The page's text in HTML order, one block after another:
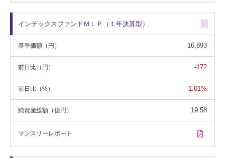
インデックスファンドＭＬＰ（１年決算型）
基準価額 （円） 16,893
前日比 （円） -172
前日比 （%） -1.01%
純資産総額 （億円） 19.58
マンスリーレポート